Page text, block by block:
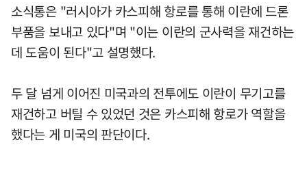
소식통은 "러시아가 카스피해 항로를 통해 이란에 드론
부품을 보내고 있다"며 "이는 이란의 군사력을 재건하는
데 도움이 된다"고 설명했다.
두 달 넘게 이어진 미국과의 전투에도 이란이 무기고를
재건하고 버틸 수 있었던 것은 카스피해 항로가 역할을
했다는 게 미국의 판단이다.